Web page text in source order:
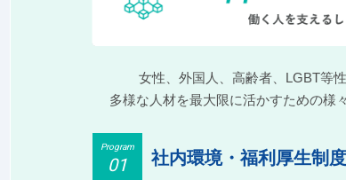
女性、外国人、高齢者、LGBT等
多様な人材を最大限に活かすための様
Program
01 社内環境・福利厚生制度